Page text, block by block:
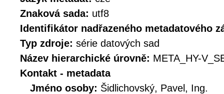
Znaková sada: utf8
Identifikátor nadřazeného metadatového
Typ zdroje: série datových sad
Název hierarchické úrovně: META_HY-
Kontakt - metadata
Jméno osoby: Šidlichovský, Pavel, Ing.